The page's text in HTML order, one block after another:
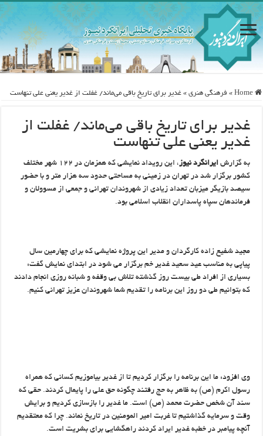
Home
» فرهنگی هنری » غدیر برای تاریخ باقی می‌ماند/ غفلت از غدیر یعنی علی تنهاست
غدیر برای تاریخ باقی می‌ماند/ غفلت از
غدیر یعنی علی تنهاست
به گزارشایرانگرد نیوز
، این رویداد نمایشی که همزمان در ۱۲۲ شهر مختلف
کشور برگزار شد در تهران در زمینی به مساحتی حدود سه هزار متر و با حضور
سیصد بازیگر میزبان تعداد زیادی از شهروندان تهرانی و جمعی از مسوولان و
فرماندهان سپاه پاسداران انقلاب اسلامی بود.
مجید شفیع زاده کارگردان و مدیر این پروژه نمایشی که برای چهارمین سال
پیاپی به مناسب عید سعید غدیر خم برگزار می شود در ابتدای نمایش گفت:
بسیاری از افراد طی بیست روز گذشته تلاش بی وقفه و شبانه روزی انجام دادند
که بتوانیم طی دو روز این برنامه را تقدیم شما شهروندان عزیز تهرانی کنیم.
وی افزود: ما این برنامه را برگزار کردیم تا از غدیر بیاموزیم کسانی که همراه
رسول اکرم (ص) به ظاهر به حج رفتند چگونه حق علی را پایمال کردند. حقی که
سند آن شخص حضرت محمد (ص) است. ما غدیر را بازسازی کردیم و برایش
وقت و سرمایه گذاشتیم تا غربت امیر المومنین در تاریخ نماند. چرا که معتقدیم
آنچه پیامبر در خطبه غدیر ایراد کردند راهگشایی برای بشریت است.